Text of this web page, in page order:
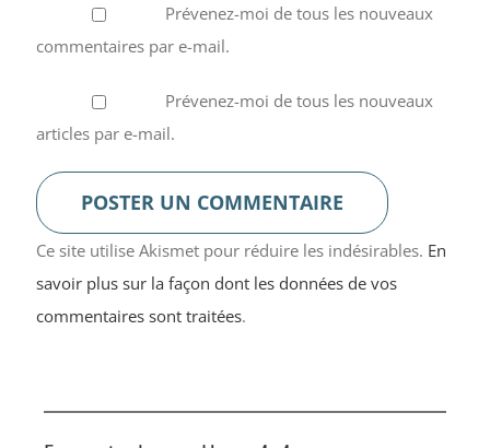
Prévenez-moi de tous les nouveaux
commentaires par e-mail.
Prévenez-moi de tous les nouveaux
articles par e-mail.
Ce site utilise Akismet pour réduire les indésirables. En
savoir plus sur la façon dont les données de vos
commentaires sont traitées.